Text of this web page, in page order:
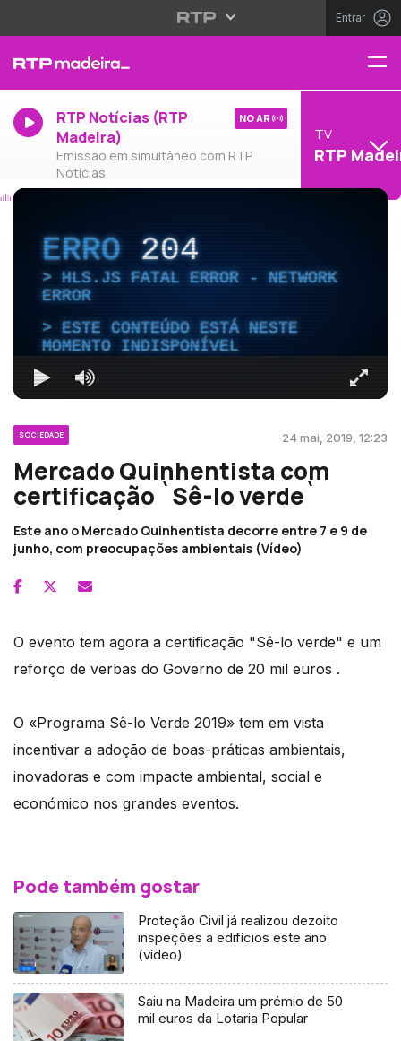
Entrar
RTP Notícias (RTP
Madeira)
Emissão em simultâneo com RTP
Notícias
NO AR
TV
RTP
ERRO204
HLS.JS FATAL ERROR - NETWORK
ERROR
ESTE CONTEÚDO ESTÁ NESTE
MOMENTO INDISPONÍVEL
SOCIEDADE 24 mai, 2019, 12:23
Mercado Quinhentista com
certificação `Sê-lo verde`
Este ano o Mercado Quinhentista decorre entre 7 e 9 de
junho, com preocupações ambientais (Vídeo)
O evento tem agora a certificação "Sê-lo verde" e um
reforço de verbas do Governo de 20 mil euros .
O «Programa Sê-lo Verde 2019» tem em vista
incentivar a adoção de boas-práticas ambientais,
inovadoras e com impacte ambiental, social e
económico nos grandes eventos.
Pode também gostar
Proteção Civil já realizou dezoito
inspeções a edifícios este ano
(vídeo)
Saiu na Madeira um prémio de 50
mil euros da Lotaria Popular